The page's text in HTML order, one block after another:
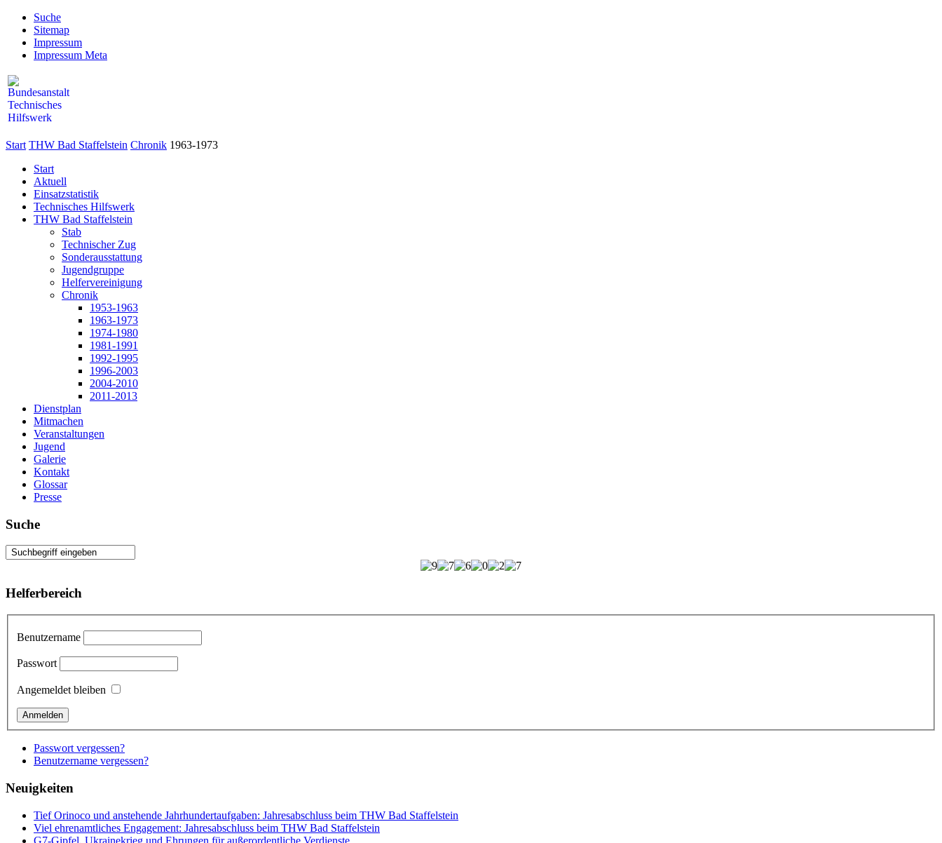
Suche
Sitemap
Impressum
Impressum Meta
Start THW Bad Staffelstein Chronik 1963-1973
Start
Aktuell
Einsatzstatistik
Technisches Hilfswerk
THW Bad Staffelstein
Stab
Technischer Zug
Sonderausstattung
Jugendgruppe
Helfervereinigung
Chronik
1953-1963
1963-1973
1974-1980
1981-1991
1992-1995
1996-2003
2004-2010
2011-2013
Dienstplan
Mitmachen
Veranstaltungen
Jugend
Galerie
Kontakt
Glossar
Presse
Suche
Helferbereich
Benutzername
Passwort
Angemeldet bleiben
Passwort vergessen?
Benutzername vergessen?
Neuigkeiten
Tief Orinoco und anstehende Jahrhundertaufgaben: Jahresabschluss beim THW Bad Staffelstein
Viel ehrenamtliches Engagement: Jahresabschluss beim THW Bad Staffelstein
G7-Gipfel, Ukrainekrieg und Ehrungen für außerordentliche Verdienste